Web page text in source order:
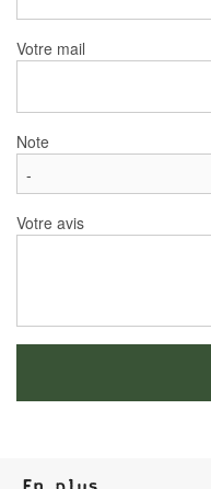
Votre mail
Note
Votre avis